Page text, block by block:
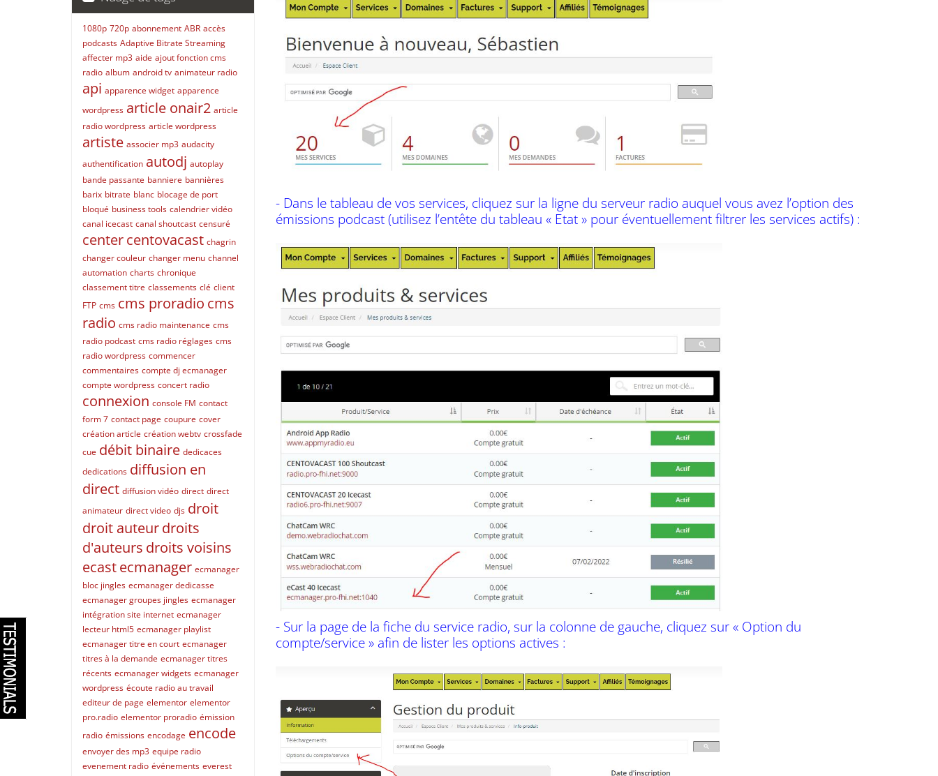
- Dans le tableau de vos services, cliquez sur la ligne du serveur radio auquel vous avez l’option des
émissions podcast (utilisez l’entête du tableau « Etat » pour éventuellement filtrer les services actifs) :
- Sur la page de la fiche du service radio, sur la colonne de gauche, cliquez sur « Option du
compte/service » afin de lister les options actives :
1080p 720p abonnement ABR accès
podcasts Adaptive Bitrate Streaming
affecter mp3 aide ajout fonction cms
radio album android tv animateur radio
api apparence widget apparence
wordpress article onair2 article
radio wordpress article wordpress
artiste associer mp3 audacity
authentification autodj autoplay
bande passante banniere bannières
barix bitrate blanc blocage de port
bloqué business tools calendrier vidéo
canal icecast canal shoutcast censuré
centercentovacast chagrin
changer couleur changer menu channel
automation charts chronique
classement titre classements clé client
FTP cms cms proradio cms
radio cms radio maintenance cms
radio podcast cms radio réglages cms
radio wordpress commencer
commentaires compte dj ecmanager
compte wordpress concert radio
connexion console FM contact
form 7 contact page coupure cover
création article création webtv crossfade
cue débit binaire dedicaces
dedications diffusion en
direct diffusion vidéo direct direct
animateur direct video djs droit
droit auteurdroits
d'auteurs droits voisins
ecastecmanager ecmanager
bloc jingles ecmanager dedicasse
ecmanager groupes jingles ecmanager
intégration site internet ecmanager
lecteur html5 ecmanager playlist
ecmanager titre en court ecmanager
titres à la demande ecmanager titres
récents ecmanager widgets ecmanager
wordpress écoute radio au travail
editeur de page elementor elementor
pro.radio elementor proradio émission
radio émissions encodage encode
envoyer des mp3 equipe radio
evenement radio événements everest